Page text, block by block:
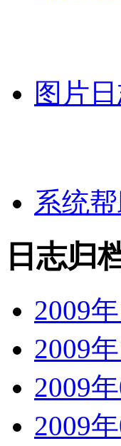
图片
系统
日志归
2009
2009
2009
2009